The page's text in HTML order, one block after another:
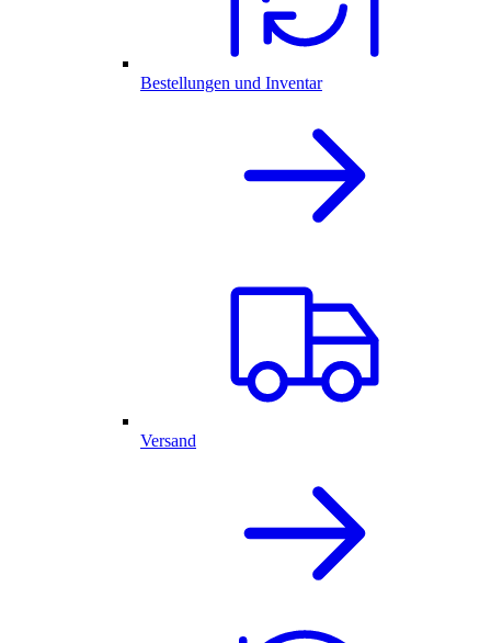
Bestellungen und Inventar
Versand